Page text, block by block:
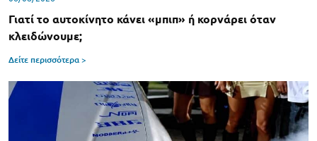
Γιατί το αυτοκίνητο κάνει «μπιπ» ή κορνάρει όταν
κλειδώνουμε;
Δείτε περισσότερα >